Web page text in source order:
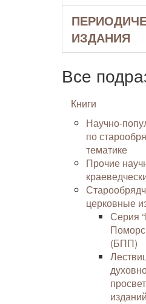
ИЗДАНИЯ
Все
Книги
Научно-
по
тематике
Прочие
церковные
Серия
(БПП)
изданий